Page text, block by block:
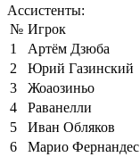
Ассистенты:
№ Игрок
1
Артём Дзюба
2
Юрий Газинский
3
Жоаозиньо
4
Раванелли
5
Иван Обляков
6
Марио Фернандес